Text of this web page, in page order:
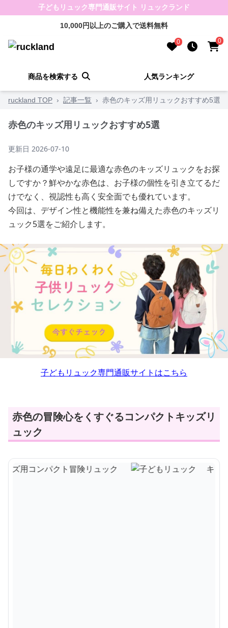
子どもリュック専門通販サイト リュックランド
10,000円以上のご購入で送料無料
0 0
商品を検索する 人気ランキング
ruckland TOP › 記事一覧 › 赤色のキッズ用リュックおすすめ5選
赤色のキッズ用リュックおすすめ5選
更新日 2026-07-10
お子様の通学や遠足に最適な赤色のキッズリュックをお探
しですか？鮮やかな赤色は、お子様の個性を引き立てるだ
けでなく、視認性も高く安全面でも優れています。
今回は、デザイン性と機能性を兼ね備えた赤色のキッズリ
ュック5選をご紹介します。
子どもリュック専門通販サイトはこちら
赤色の冒険心をくすぐるコンパクトキッズリ
ュック